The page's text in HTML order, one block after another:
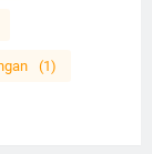
(1)